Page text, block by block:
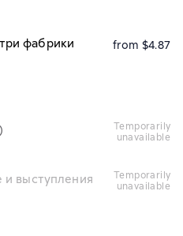
фабрики
from $4.87
temporarily
unavailable
и выступления
temporarily
unavailable